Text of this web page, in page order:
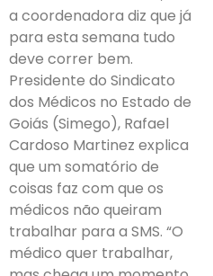
a coordenadora diz que já
para esta semana tudo
deve correr bem.
Presidente do Sindicato
dos Médicos no Estado de
Goiás (Simego), Rafael
Cardoso Martinez explica
que um somatório de
coisas faz com que os
médicos não queiram
trabalhar para a SMS. “O
médico quer trabalhar,